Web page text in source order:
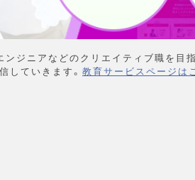
ジニアなどのクリエイティブ職を目
していきます。 教育サービスページは